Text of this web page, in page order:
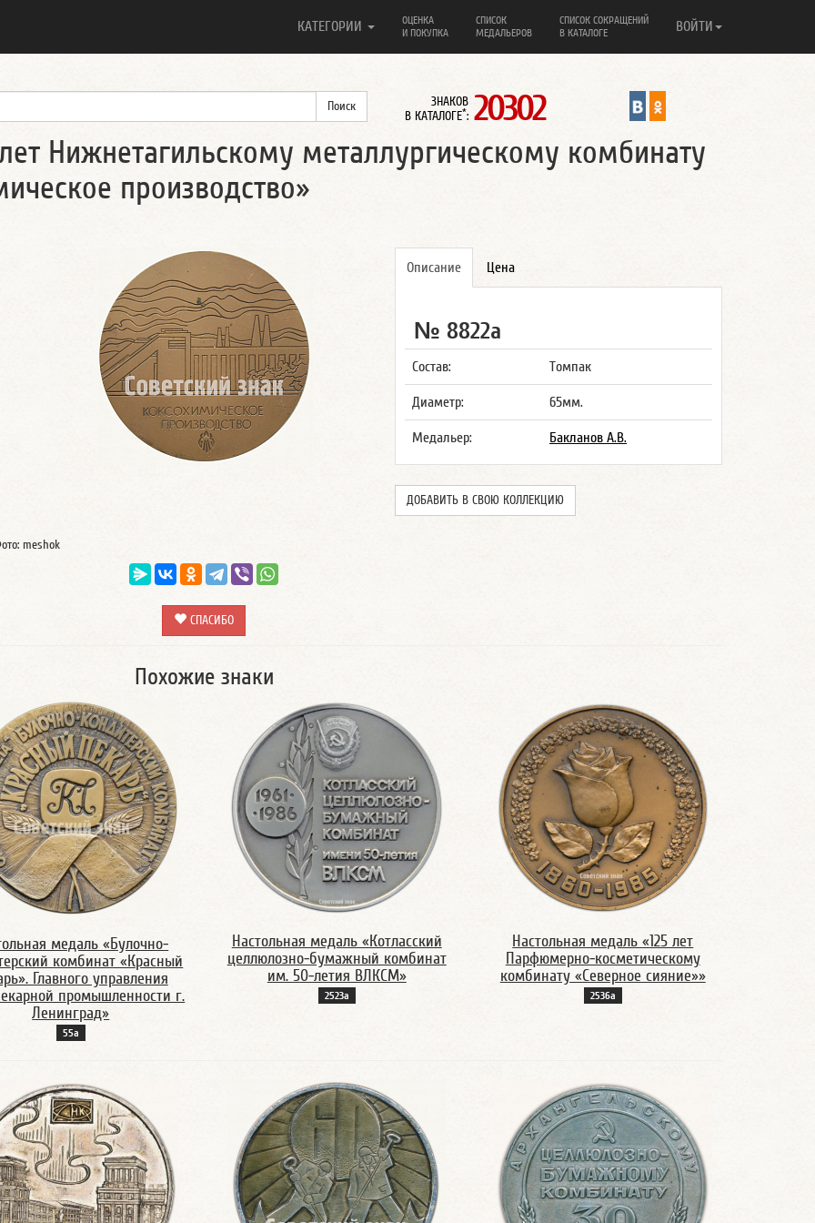
КАТЕГОРИИ
ОЦЕНКА
И ПОКУПКА
СПИСОК
МЕДАЛЬЕРОВ
СПИСОК СОКРАЩЕНИЙ
В КАТАЛОГЕ
ВОЙТИ
ЗНАКОВ
В КАТАЛОГЕ*: 20302
Нижнетагильскому металлургическому комбинату
производство»
Описание Цена
№ 8822а
Состав: Томпак
Диаметр: 65мм.
Медальер: Бакланов А.В.
ДОБАВИТЬ В СВОЮ КОЛЛЕКЦИЮ
meshok
СПАСИБО
Похожие знаки
медаль «Булочно-
комбинат «Красный
Главного управления
промышленности г.
Ленинград»
55а
Настольная медаль «Котласский
целлюлозно-бумажный комбинат
им. 50-летия ВЛКСМ»
2523а
Настольная медаль «125 лет
Парфюмерно-косметическому
комбинату «Северное сияние»»
2536а